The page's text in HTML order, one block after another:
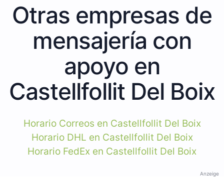
Otras empresas de
mensajería con
apoyo en
Castellfollit Del Boix
Horario Correos en Castellfollit Del Boix
Horario DHL en Castellfollit Del Boix
Horario FedEx en Castellfollit Del Boix
Anzeige